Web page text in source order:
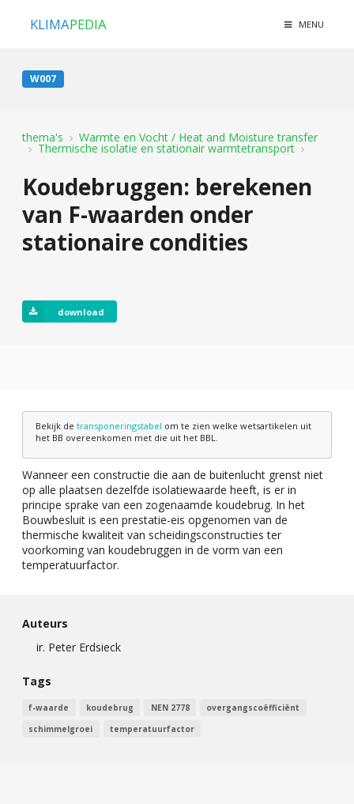
KLIMAPEDIA MENU
W007
thema's Warmte en Vocht / Heat and Moisture transfer
Thermische isolatie en stationair warmtetransport
Koudebruggen: berekenen
van F-waarden onder
stationaire condities
download
Bekijk de transponeringstabel om te zien welke wetsartikelen uit
het BB overeenkomen met die uit het BBL.
Wanneer een constructie die aan de buitenlucht grenst niet
op alle plaatsen dezelfde isolatiewaarde heeft, is er in
principe sprake van een zogenaamde koudebrug. In het
Bouwbesluit is een prestatie-eis opgenomen van de
thermische kwaliteit van scheidingsconstructies ter
voorkoming van koudebruggen in de vorm van een
temperatuurfactor.
Auteurs
ir. Peter Erdsieck
Tags
f-waarde koudebrug NEN 2778
overgangscoëfficiënt
schimmelgroei
temperatuurfactor